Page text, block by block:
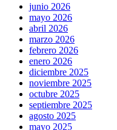
junio 2026
mayo 2026
abril 2026
marzo 2026
febrero 2026
enero 2026
diciembre 2025
noviembre 2025
octubre 2025
septiembre 2025
agosto 2025
mayo 2025